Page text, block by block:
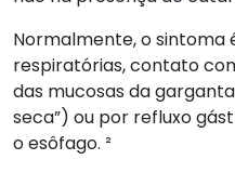
Normalmente, o sintoma
respiratórias, contato
das mucosas da
seca”) ou por refluxo
o esôfago. ²